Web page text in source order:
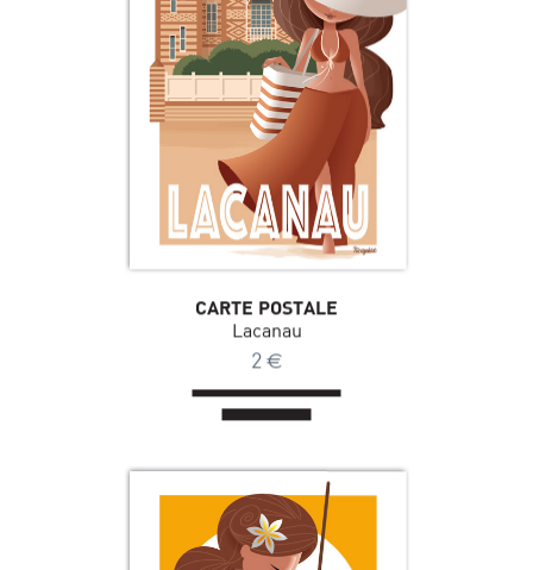
CARTE POSTALE
Lacanau
2 €